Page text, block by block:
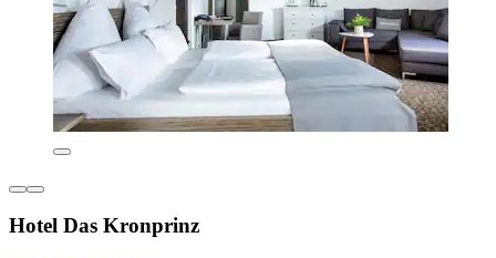
Hotel Das Kronprinz